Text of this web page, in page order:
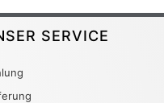
SERVICE